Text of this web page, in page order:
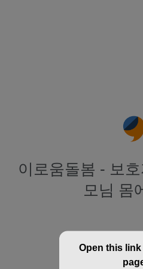
이로움돌봄 - 보
모님 몸